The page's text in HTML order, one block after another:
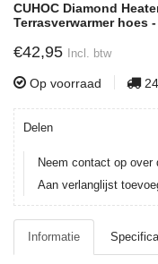
CUHOC Diamond
Terrasverwarmer hoes
€42,95 Incl. btw
Op voorraad
Delen
Neem contact op over
Aan verlanglijst
Informatie